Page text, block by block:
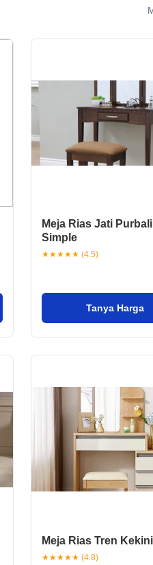
Meja Rias Jati
Simple
★★★★★ (4.5)
Tanya Harga
Meja Rias Tren
★★★★★ (4.8)